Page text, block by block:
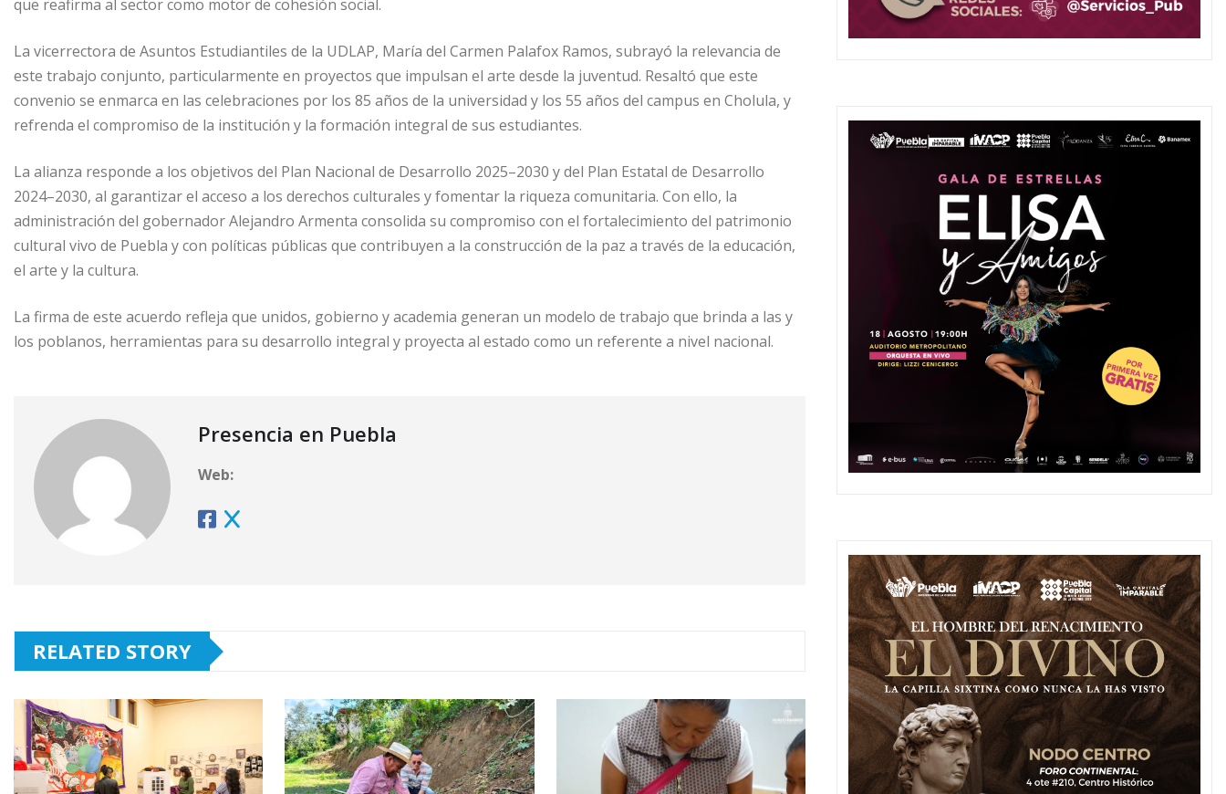
que reafirma al sector como motor de cohesión social.
La vicerrectora de Asuntos Estudiantiles de la UDLAP, María del Carmen Palafox Ramos, subrayó la relevancia de
este trabajo conjunto, particularmente en proyectos que impulsan el arte desde la juventud. Resaltó que este
convenio se enmarca en las celebraciones por los 85 años de la universidad y los 55 años del campus en Cholula, y
refrenda el compromiso de la institución y la formación integral de sus estudiantes.
La alianza responde a los objetivos del Plan Nacional de Desarrollo 2025–2030 y del Plan Estatal de Desarrollo
2024–2030, al garantizar el acceso a los derechos culturales y fomentar la riqueza comunitaria. Con ello, la
administración del gobernador Alejandro Armenta consolida su compromiso con el fortalecimiento del patrimonio
cultural vivo de Puebla y con políticas públicas que contribuyen a la construcción de la paz a través de la educación,
el arte y la cultura.
La firma de este acuerdo refleja que unidos, gobierno y academia generan un modelo de trabajo que brinda a las y
los poblanos, herramientas para su desarrollo integral y proyecta al estado como un referente a nivel nacional.
Presencia en Puebla
Web:
RELATED STORY